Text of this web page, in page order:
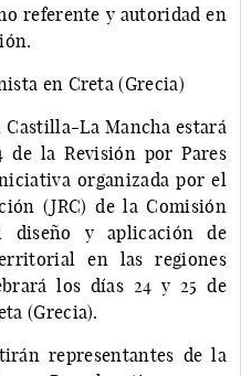
referente y autoridad en
en Creta (Grecia)
Castilla-La Mancha estará
de la Revisión por Pares
organizada por el
(JRC) de la Comisión
diseño y aplicación de
en las regiones
los días 24 y 25 de
(Grecia).
representantes de la